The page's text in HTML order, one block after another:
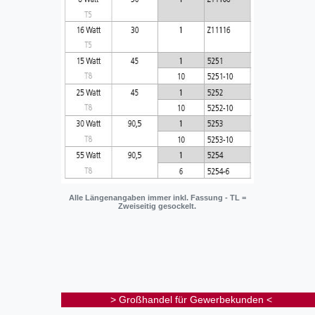
Alle Längenangaben immer inkl. Fassung - TL =
Zweiseitig gesockelt.
> Großhandel für Gewerbekunden <